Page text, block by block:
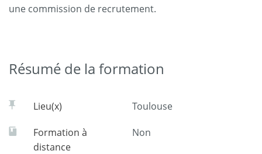
une commission de recrutement.
Résumé de la formation
Lieu(x) Toulouse
Formation à
distance
Non